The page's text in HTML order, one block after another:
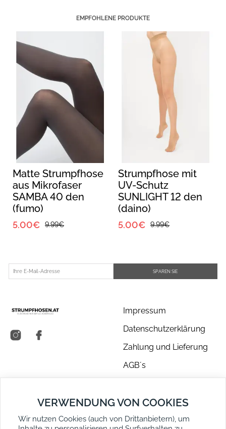
EMPFOHLENE PRODUKTE
Matte Strumpfhose
aus Mikrofaser
SAMBA 40 den
(fumo)
5.00€ 9.99€
Strumpfhose mit
UV-Schutz
SUNLIGHT 12 den
(daino)
5.00€ 9.99€
SPAREN SIE
Impressum
Datenschutzerklärung
Zahlung und Lieferung
AGB´s
Kontakt
Retouren
VERWENDUNG VON COOKIES
Wir nutzen Cookies (auch von Drittanbietern), um